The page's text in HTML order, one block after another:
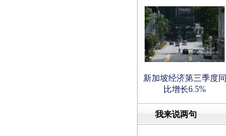
新加坡经济第三季度同
比增长6.5%
我来说两句